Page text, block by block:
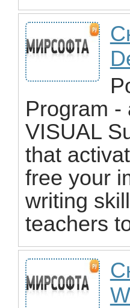
Program -
VISUAL
that
free your
writing
teachers